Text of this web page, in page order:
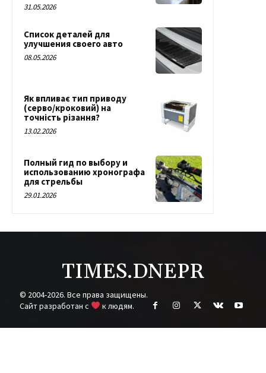
31.05.2026
Список деталей для
улучшения своего авто
08.05.2026
Як впливає тип приводу
(серво/кроковий) на
точність різання?
13.02.2026
Полный гид по выбору и
использованию хронографа
для стрельбы
29.01.2026
TIMES.DNEPR
© 2004-2026. Все права защищены.
Cайт разработан с
к людям.